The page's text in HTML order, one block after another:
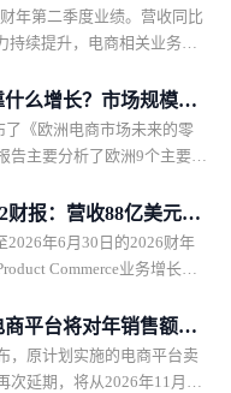
年第二季度业绩。营收同比
持续提升，电商相关业务首
什么增长？市场规模、
解析
了《欧洲电商市场未来的零
告主要分析了欧洲9个主要市
欧洲电商市场的发展方向。
财报：营收88亿美元，
2026年6月30日的2026财年
Commerce业务增长放
。平台将对年销售额超5
，原计划实施的电商平台卖
次延期，将从2026年11月1